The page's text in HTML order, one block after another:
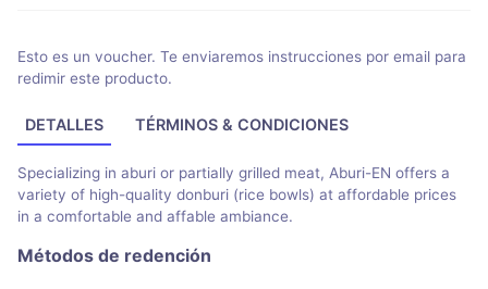
Esto es un voucher. Te enviaremos instrucciones por email para
redimir este producto.
DETALLES TÉRMINOS & CONDICIONES
Specializing in aburi or partially grilled meat, Aburi-EN offers a
variety of high-quality donburi (rice bowls) at affordable prices
in a comfortable and affable ambiance.
Métodos de redención